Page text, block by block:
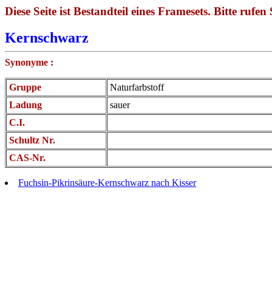
Diese Seite ist Bestandteil eines Framesets. Bitte rufen
Kernschwarz
Synonyme :
Gruppe
Naturfarbstoff
Ladung
sauer
C.I.
Schultz Nr.
CAS-Nr.
Fuchsin-Pikrinsäure-Kernschwarz nach Kisser